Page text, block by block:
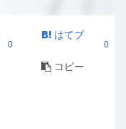
0
はてブ
0
コピー